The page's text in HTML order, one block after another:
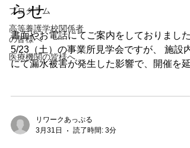
プログラム
高等養護学校関係者
の皆様へ
医療機関の皆様へ
らせ
書面やお電話にてご案内をしておりました
5/23（土）の事業所見学会ですが、 施設内
にて漏水被害が発生した影響で、開催を延
回開催日程は未定ですが、決定次第お知ら
いたしますのでよろしくお願い致します。
リワークあっぷる
3月31日
読了時間: 3分